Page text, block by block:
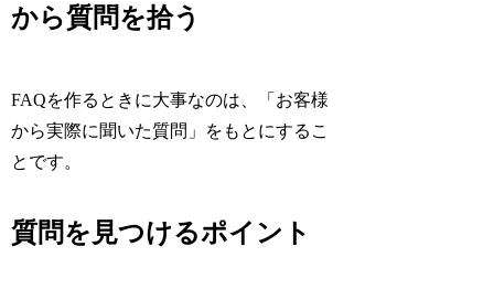
から質問を拾う
FAQを作るときに大事なのは、「お客様
から実際に聞いた質問」をもとにするこ
とです。
質問を見つけるポイント